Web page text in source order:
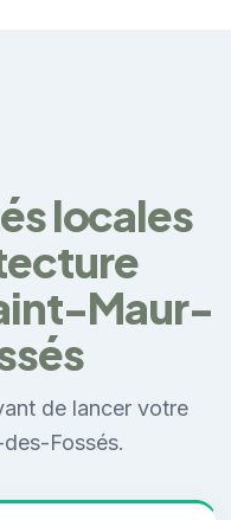
locales
Maur-
de lancer votre
Fossés.